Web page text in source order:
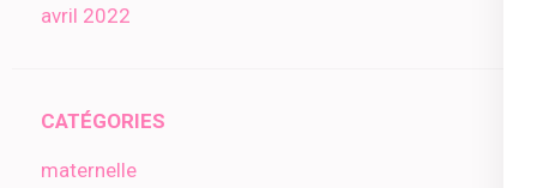
avril 2022
CATÉGORIES
maternelle